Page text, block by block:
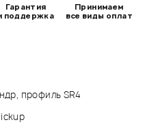
профиль SR4
Гарантия
поддержка
Принимаем
все виды оплат